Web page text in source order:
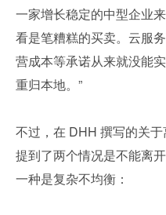
一家增长稳定的中型企业
看是笔糟糕的买卖。云服
营成本等承诺从来就没能
重归本地。”
不过，在 DHH 撰写的关
提到了两个情况是不能离
一种是复杂不均衡：